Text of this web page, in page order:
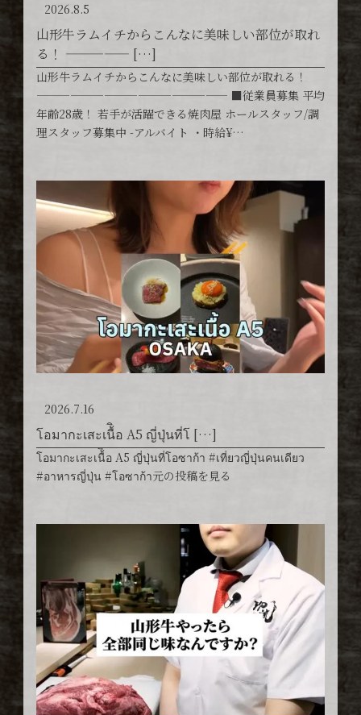
2026.8.5
山形牛ラムイチからこんなに美味しい部位が取れ
る！ ————— […]
山形牛ラムイチからこんなに美味しい部位が取れる！
————————————————— ■従業員募集 平均
年齢28歳！ 若手が活躍できる焼肉屋 ホールスタッフ/調
理スタッフ募集中 -アルバイト ・時給¥…
2026.7.16
โอมากะเสะเนื้ิอ A5 ญี่ปุ่นที่โ […]
โอมากะเสะเนื้ิอ A5 ญี่ปุ่นที่โอซาก้า #เที่ยวญี่ปุ่นคนเดียว
#อาหารญี่ปุ่น #โอซาก้า元の投稿を見る